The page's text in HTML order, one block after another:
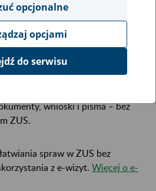
standardową
dla płatników
w Biurze Terenowym w
wnioski i pisma – bez
ZUS.
spraw w ZUS bez
z e-wizyt. Więcej o e-
opcjonalne
opcjami
do serwisu